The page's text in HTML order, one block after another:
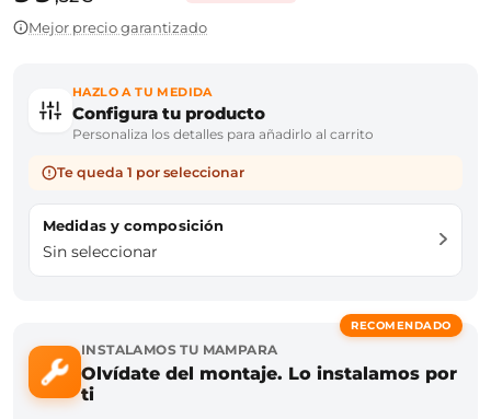
Mejor precio garantizado
HAZLO A TU MEDIDA
Configura tu producto
Personaliza los detalles para añadirlo al carrito
Te queda 1 por seleccionar
Medidas y composición
Sin seleccionar
RECOMENDADO
INSTALAMOS TU MAMPARA
Olvídate del montaje. Lo instalamos por
ti